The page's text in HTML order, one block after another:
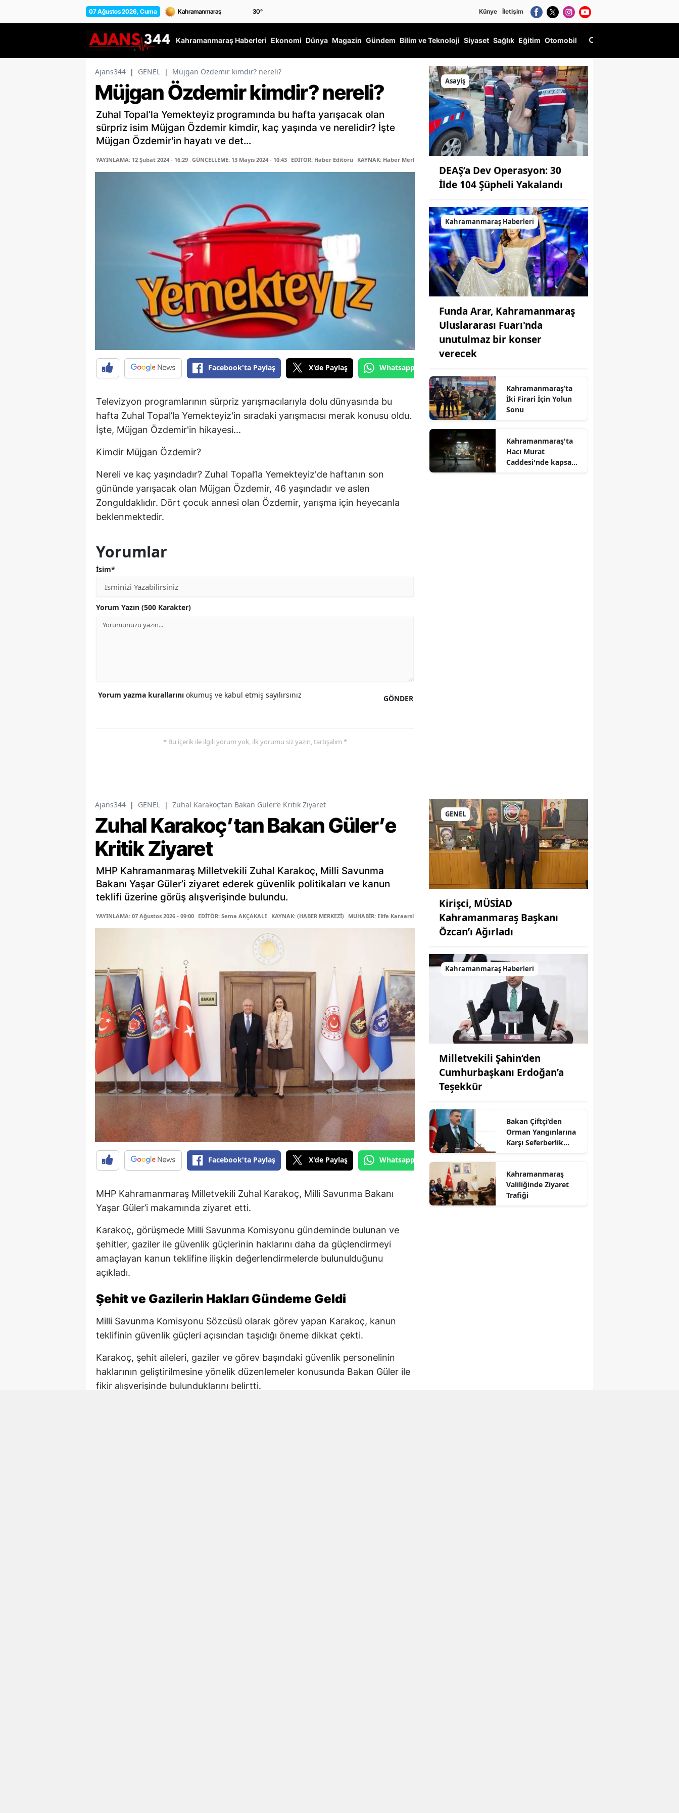
07 Ağustos 2026, Cuma 30° Künye İletişim
Kahramanmaraş Haberleri Ekonomi Dünya Magazin Gündem Bilim ve Teknoloji Siyaset Sağlık Eğitim Otomobil
Ajans344 | GENEL | Müjgan Özdemir kimdir? nereli?
Müjgan Özdemir kimdir? nereli?
Zuhal Topal’la Yemekteyiz programında bu hafta yarışacak olan
sürpriz isim Müjgan Özdemir kimdir, kaç yaşında ve nerelidir? İşte
Müjgan Özdemir'in hayatı ve det...
YAYINLAMA: 12 Şubat 2024 - 16:29 GÜNCELLEME: 13 Mayıs 2024 - 10:43 EDİTÖR: Haber Editörü KAYNAK: Haber Merkezi
Facebook'ta Paylaş X'de Paylaş Whatsapp'tan Gönder
Televizyon programlarının sürpriz yarışmacılarıyla dolu dünyasında bu
hafta Zuhal Topal’la Yemekteyiz'in sıradaki yarışmacısı merak konusu oldu.
İşte, Müjgan Özdemir'in hikayesi...
Kimdir Müjgan Özdemir?
Nereli ve kaç yaşındadır? Zuhal Topal’la Yemekteyiz'de haftanın son
gününde yarışacak olan Müjgan Özdemir, 46 yaşındadır ve aslen
Zonguldaklıdır. Dört çocuk annesi olan Özdemir, yarışma için heyecanla
beklenmektedir.
Yorumlar
İsim*
Yorum Yazın (500 Karakter)
GÖNDER
Yorum yazma kurallarını okumuş ve kabul etmiş sayılırsınız
* Bu içerik ile ilgili yorum yok, ilk yorumu siz yazın, tartışalım *
Asayiş
DEAŞ’a Dev Operasyon: 30
İlde 104 Şüpheli Yakalandı
Kahramanmaraş Haberleri
Funda Arar, Kahramanmaraş
Uluslararası Fuarı'nda
unutulmaz bir konser
verecek
Kahramanmaraş’ta
İki Firari İçin Yolun
Sonu
Kahramanmaraş'ta
Hacı Murat
Caddesi'nde kapsamlı
Ajans344 | GENEL | Zuhal Karakoç’tan Bakan Güler’e Kritik Ziyaret
Zuhal Karakoç’tan Bakan Güler’e
Kritik Ziyaret
MHP Kahramanmaraş Milletvekili Zuhal Karakoç, Milli Savunma
Bakanı Yaşar Güler’i ziyaret ederek güvenlik politikaları ve kanun
teklifi üzerine görüş alışverişinde bulundu.
YAYINLAMA: 07 Ağustos 2026 - 09:00 EDİTÖR: Sema AKÇAKALE KAYNAK: (HABER MERKEZİ) MUHABİR: Elife Karaarslan
Facebook'ta Paylaş X'de Paylaş Whatsapp'tan Gönder
MHP Kahramanmaraş Milletvekili Zuhal Karakoç, Milli Savunma Bakanı
Yaşar Güler’i makamında ziyaret etti.
Karakoç, görüşmede Milli Savunma Komisyonu gündeminde bulunan ve
şehitler, gaziler ile güvenlik güçlerinin haklarını daha da güçlendirmeyi
amaçlayan kanun teklifine ilişkin değerlendirmelerde bulunulduğunu
açıkladı.
Şehit ve Gazilerin Hakları Gündeme Geldi
Milli Savunma Komisyonu Sözcüsü olarak görev yapan Karakoç, kanun
teklifinin güvenlik güçleri açısından taşıdığı öneme dikkat çekti.
Karakoç, şehit aileleri, gaziler ve görev başındaki güvenlik personelinin
haklarının geliştirilmesine yönelik düzenlemeler konusunda Bakan Güler ile
fikir alışverişinde bulunduklarını belirtti.
GENEL
Kirişci, MÜSİAD
Kahramanmaraş Başkanı
Özcan’ı Ağırladı
Kahramanmaraş Haberleri
Milletvekili Şahin’den
Cumhurbaşkanı Erdoğan’a
Teşekkür
Bakan Çiftçi’den
Orman Yangınlarına
Karşı Seferberlik
Kahramanmaraş
Valiliğinde Ziyaret
Trafiği